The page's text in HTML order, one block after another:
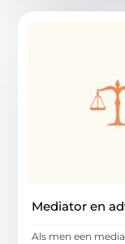
Mediator en
Als men een